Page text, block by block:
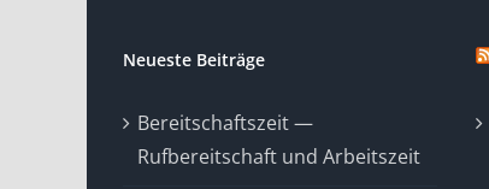
Neueste Beiträge
Bereitschaftszeit —
Rufbereitschaft und Arbeitszeit